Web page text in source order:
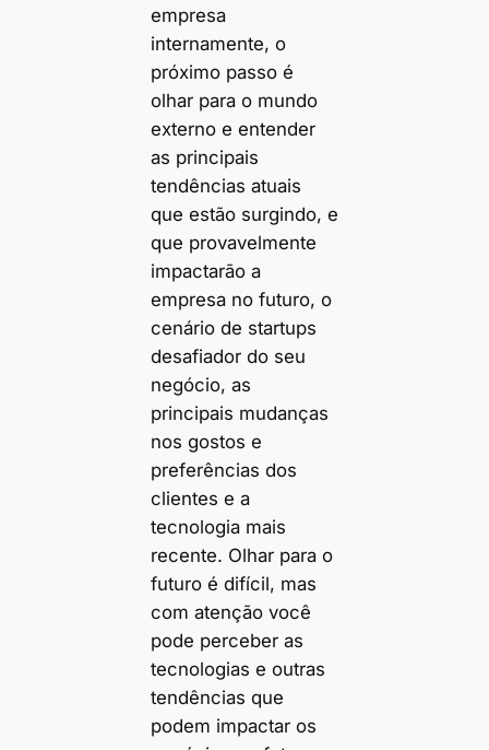
empresa
internamente, o
próximo passo é
olhar para o mundo
externo e entender
as principais
tendências atuais
que estão surgindo, e
que provavelmente
impactarão a
empresa no futuro, o
cenário de startups
desafiador do seu
negócio, as
principais mudanças
nos gostos e
preferências dos
clientes e a
tecnologia mais
recente. Olhar para o
futuro é difícil, mas
com atenção você
pode perceber as
tecnologias e outras
tendências que
podem impactar os